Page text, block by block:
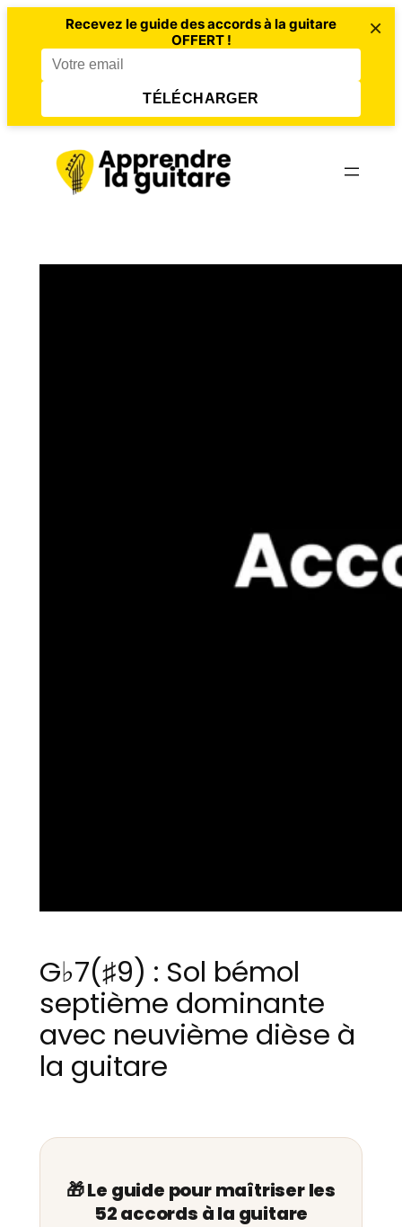
Recevez le guide des accords à la guitare
OFFERT !
TÉLÉCHARGER
×
contenu
G♭7(♯9) : Sol bémol
septième dominante
avec neuvième dièse à
la guitare
🎁 Le guide pour maîtriser les
52 accords à la guitare